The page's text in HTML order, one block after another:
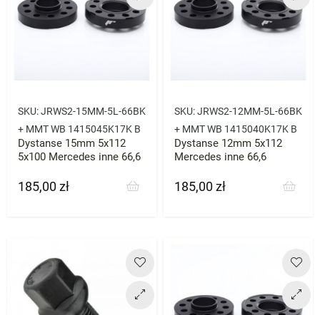
SKU:JRWS2-15MM-5L-66BK
+ MMT WB 1415045K17K B
Dystanse 15mm 5x112
5x100 Mercedes inne 66,6
Cena
185,00 zł
SKU:JRWS2-12MM-5L-66BK
+ MMT WB 1415040K17K B
Dystanse 12mm 5x112
Mercedes inne 66,6
Cena
185,00 zł